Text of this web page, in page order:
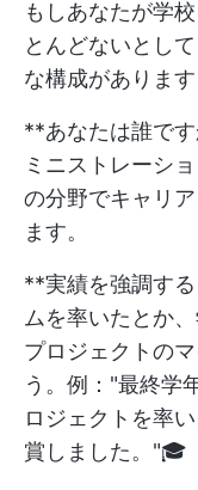
もしあなたが学
とんどないとし
な構成があります
**あなたは誰で
ミニストレーシ
の分野でキャリ
ます。
**実績を強調す
ムを率いたとか
プロジェクトの
う。例："最終学
ロジェクトを率
賞しました。"🎓